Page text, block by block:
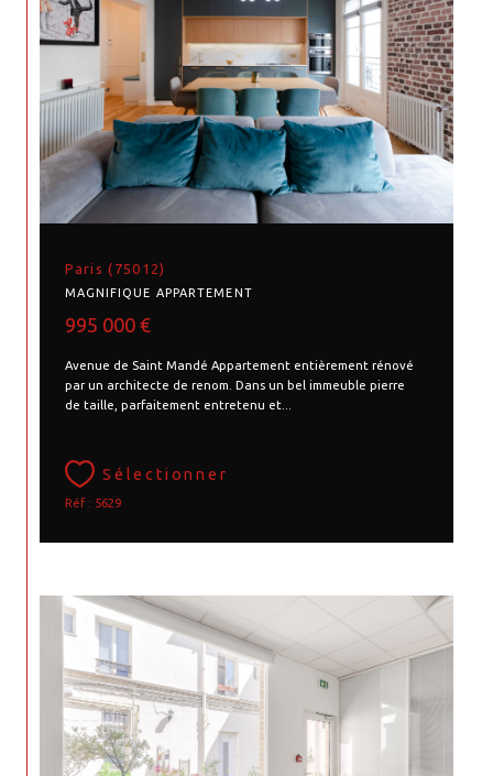
Paris (75012)
MAGNIFIQUE APPARTEMENT
995 000 €
Avenue de Saint Mandé Appartement entièrement rénové
par un architecte de renom. Dans un bel immeuble pierre
de taille, parfaitement entretenu et...
Sélectionner
Réf : 5629